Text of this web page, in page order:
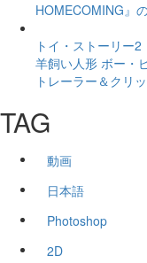
HOMECOMING』
トイ・ストーリー
羊飼い人形 ボー・
トレーラー＆クリ
TAG
動画
日本語
Photoshop
2D